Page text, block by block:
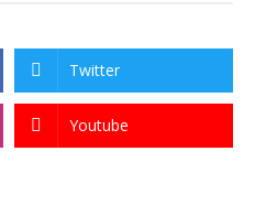
Twitter
Youtube